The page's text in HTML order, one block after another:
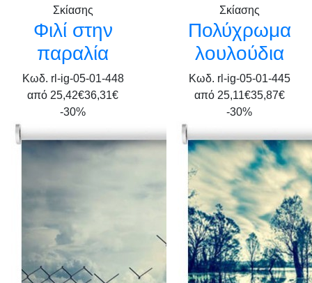
Σκίασης
Φιλί στην
παραλία
Κωδ. rl-ig-05-01-448
από 25,42€36,31€
Σκίασης
Πολύχρωμα
λουλούδια
Κωδ. rl-ig-05-01-445
από 25,11€35,87€
-30%
-30%